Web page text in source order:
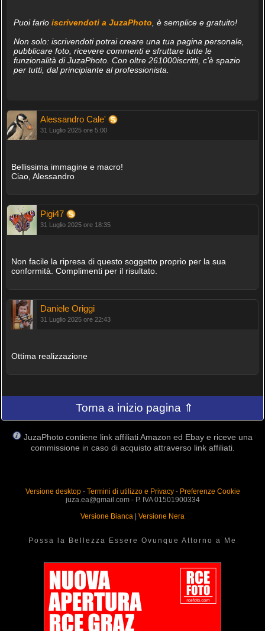
Puoi farlo iscrivendoti a JuzaPhoto, è semplice e gratuito!
Non solo: iscrivendoti potrai creare una tua pagina personale,
pubblicare foto, ricevere commenti e sfruttare tutte le
funzionalità di JuzaPhoto. Con oltre 261000iscritti, c'è spazio
per tutti, dal principiante al professionista.
Alessandro Cale'
31 Luglio 2025 ore 5:00
Bellissima immagine e macro!
Ciao, Alessandro
Pigi47
31 Luglio 2025 ore 18:35
Non facile la ripresa di questo soggetto proprio per la sua
conformità. Complimenti per il risultato.
Daniele Origgi
31 Luglio 2025 ore 22:43
Ottima realizzazione
Torna a inizio pagina ⇑
JuzaPhoto contiene link affiliati Amazon ed Ebay e riceve una
commissione in caso di acquisto attraverso link affiliati.
Versione desktop- Termini di utilizzo e Privacy- Preferenze Cookie
juza.ea@gmail.com - P. IVA 01501900334
Versione Bianca | Versione Nera
Possa la Bellezza Essere Ovunque Attorno a Me